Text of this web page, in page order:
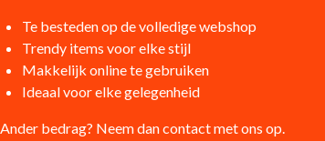
Te besteden op de volledige webshop
Trendy items voor elke stijl
Makkelijk online te gebruiken
Ideaal voor elke gelegenheid
Ander bedrag? Neem dan contact met ons op.